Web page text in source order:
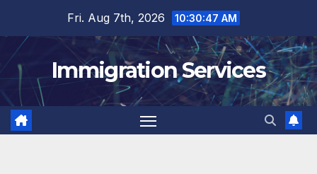
content
Fri. Aug 7th, 2026 10:30:48 AM
Immigration Services